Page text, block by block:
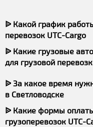
ᐉ Какой график
перевозок UTC-Cargo
ᐉ Какие грузовые
для грузовой
ᐉ За какое время
в Светловодске
ᐉ Какие формы
грузоперевозок UTC-